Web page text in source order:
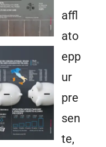
affl
ato
epp
ur
pre
sen
te,